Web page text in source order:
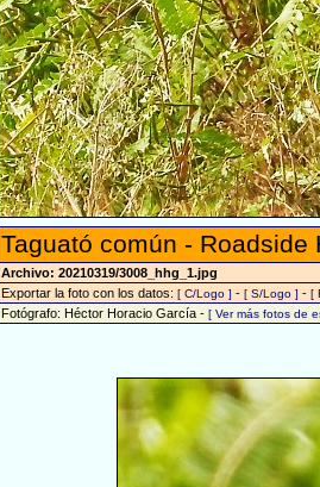
Taguató común - Roadside
Archivo: 20210319/3008_hhg_1.jpg
Exportar la foto con los datos: [ C/Logo ] - [ S/Logo ] - [
Fotógrafo: Héctor Horacio García - [ Ver más fotos de